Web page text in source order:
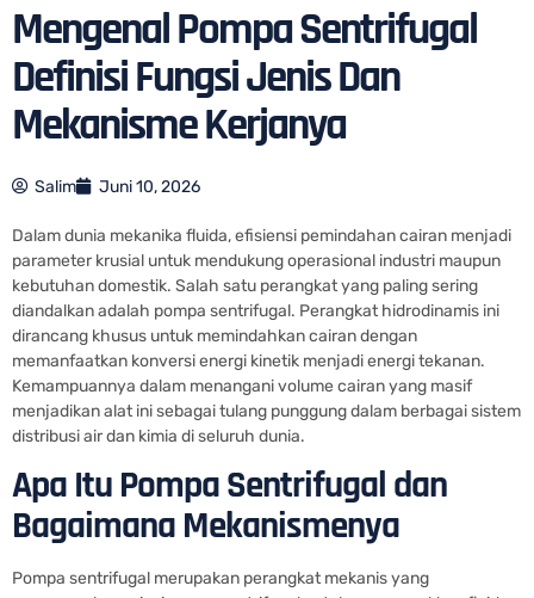
Mengenal Pompa Sentrifugal
Definisi Fungsi Jenis Dan
Mekanisme Kerjanya
Salim Juni 10, 2026
Dalam dunia mekanika fluida, efisiensi pemindahan cairan menjadi
parameter krusial untuk mendukung operasional industri maupun
kebutuhan domestik. Salah satu perangkat yang paling sering
diandalkan adalah pompa sentrifugal. Perangkat hidrodinamis ini
dirancang khusus untuk memindahkan cairan dengan
memanfaatkan konversi energi kinetik menjadi energi tekanan.
Kemampuannya dalam menangani volume cairan yang masif
menjadikan alat ini sebagai tulang punggung dalam berbagai sistem
distribusi air dan kimia di seluruh dunia.
Apa Itu Pompa Sentrifugal dan
Bagaimana Mekanismenya
Pompa sentrifugal merupakan perangkat mekanis yang